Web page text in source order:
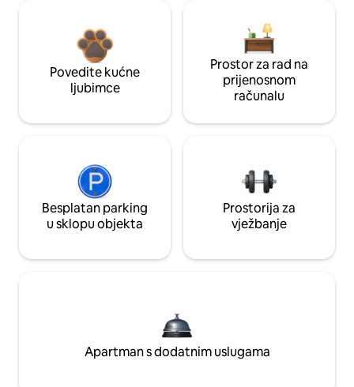
Povedite kućne
ljubimce
Prostor za rad na
prijenosnom
računalu
Besplatan parking
u sklopu objekta
Prostorija za
vježbanje
Apartman s dodatnim uslugama